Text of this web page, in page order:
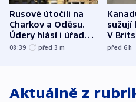
Rusové útočili na
Charkov a Oděsu.
Údery hlásí i úřady v
Bělgorodu
08:39 před 3 m
sužují
V
před 6h
Aktuálně z